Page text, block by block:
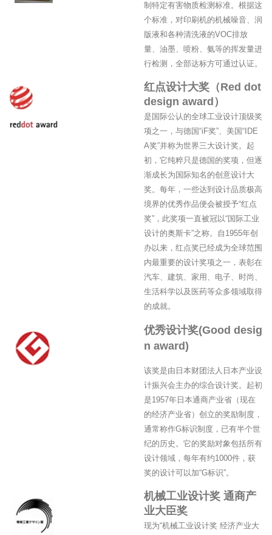
制特定有害物质检测标准。根据这
个标准，对印刷机的机械噪音、润
版液和各种清洗液的VOC排放
量、油墨、喷粉、氨等的挥发量进
行检测，全部达标方可通过认证。
红点设计大奖（Red dot
design award）
是国际公认的全球工业设计顶级奖
项之一，与德国“iF奖”、美国“IDE
A奖”并称为世界三大设计奖。起
初，它纯粹只是德国的奖项，但逐
渐成长为国际知名的创意设计大
奖。每年，一些达到设计品质极高
境界的优秀作品便会被授予“红点
奖”，此奖项一直被冠以“国际工业
设计的奥斯卡”之称。自1955年创
办以来，红点奖已经成为全球范围
内最重要的设计奖项之一，表彰在
汽车、建筑、家用、电子、时尚、
生活科学以及医药等众多领域取得
的成就。
优秀设计奖(Good desig
n award)
该奖是由日本财团法人日本产业设
计振兴会主办的综合设计奖。起初
是1957年日本通商产业省（现在
的经济产业省）创立的奖励制度，
通常称作G标识制度，已有半个世
纪的历史。它的奖励对象包括所有
设计领域，每年有约1000件，获
奖的设计可以加“G标识”。
机械工业设计奖 通商产
业大臣奖
现为“机械工业设计奖 经济产业大